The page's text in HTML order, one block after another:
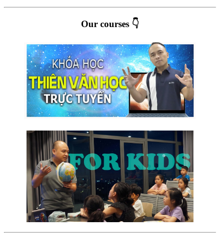
Our courses 👇